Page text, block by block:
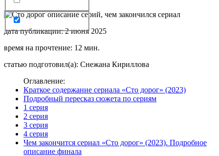
дата публикации: 2 июня 2025
время на прочтение: 12 мин.
статью подготовил(а): Снежана Кириллова
Оглавление:
Краткое содержание сериала «Сто дорог» (2023)
Подробный пересказ сюжета по сериям
1 серия
2 серия
3 серия
4 серия
Чем закончится сериал «Сто дорог» (2023). Подробное
описание финала